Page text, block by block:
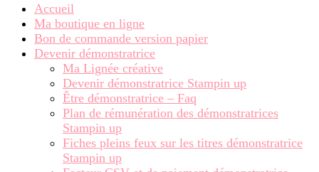
Accueil
Ma boutique en ligne
Bon de commande version papier
Devenir démonstratrice
Ma Lignée créative
Devenir démonstratrice Stampin up
Être démonstratrice – Faq
Plan de rémunération des démonstratrices
Stampin up
Fiches pleins feux sur les titres démonstratrice
Stampin up